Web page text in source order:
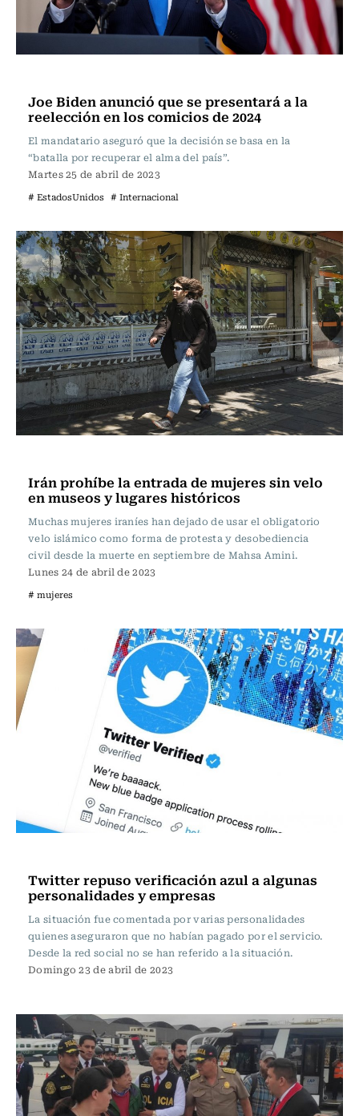
Joe Biden anunció que se presentará a la
reelección en los comicios de 2024
El mandatario aseguró que la decisión se basa en la
“batalla por recuperar el alma del país”.
Martes 25 de abril de 2023
# EstadosUnidos # Internacional
Irán prohíbe la entrada de mujeres sin velo
en museos y lugares históricos
Muchas mujeres iraníes han dejado de usar el obligatorio
velo islámico como forma de protesta y desobediencia
civil desde la muerte en septiembre de Mahsa Amini.
Lunes 24 de abril de 2023
# mujeres
Twitter repuso verificación azul a algunas
personalidades y empresas
La situación fue comentada por varias personalidades
quienes aseguraron que no habían pagado por el servicio.
Desde la red social no se han referido a la situación.
Domingo 23 de abril de 2023